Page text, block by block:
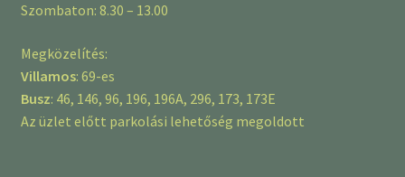
Szombaton: 8.30 – 13.00
Megközelítés:
Villamos: 69-es
Busz: 46, 146, 96, 196, 196A, 296, 173, 173E
Az üzlet előtt parkolási lehetőség megoldott